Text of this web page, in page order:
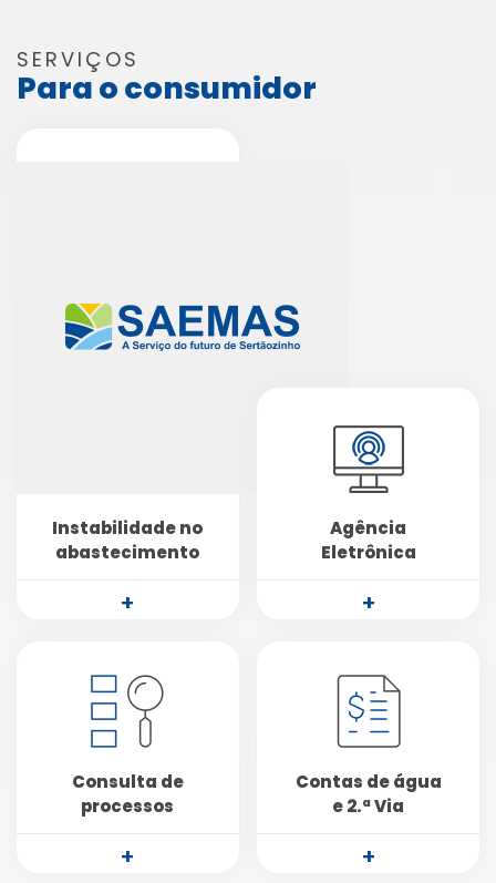
SERVIÇOS
Para o consumidor
Instabilidade no
abastecimento
+
Agência
Eletrônica
+
Consulta de
processos
+
Contas de água
e 2.ª Via
+